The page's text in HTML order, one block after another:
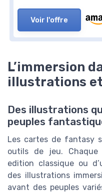
Voir l'offre
L’immersion
illustrations
Des illustrations
peuples
Les cartes de fantasy
outils de jeu. Chaque
edition classique ou
des illustrations
avant des peuples